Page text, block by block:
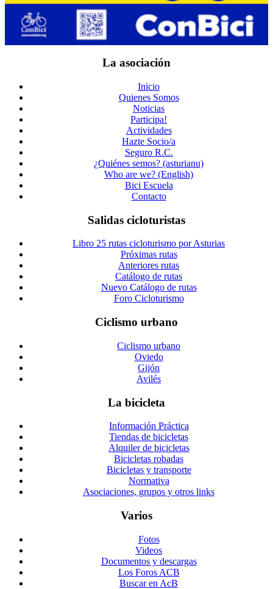
La asociación
Inicio
Quienes Somos
Noticias
Participa!
Actividades
Hazte Socio/a
Seguro R.C.
¿Quiénes semos? (asturianu)
Who are we? (English)
Bici Escuela
Contacto
Salidas cicloturistas
Libro 25 rutas cicloturismo por Asturias
Próximas rutas
Anteriores rutas
Catálogo de rutas
Nuevo Catálogo de rutas
Foro Cicloturismo
Ciclismo urbano
Ciclismo urbano
Oviedo
Gijón
Avilés
La bicicleta
Información Práctica
Tiendas de bicicletas
Alquiler de bicicletas
Bicicletas robadas
Bicicletas y transporte
Normativa
Asociaciones, grupos y otros links
Varios
Fotos
Videos
Documentos y descargas
Los Foros ACB
Buscar en AcB